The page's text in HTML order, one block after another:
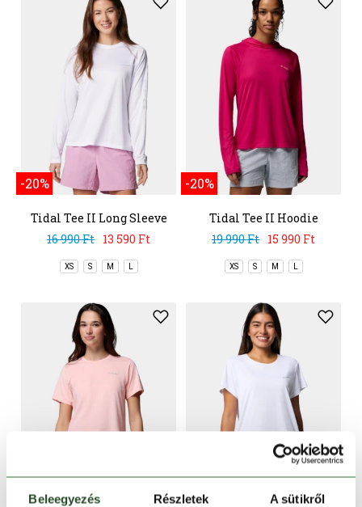
Beleegyezés Részletek A sütikről
-20%
Tidal Tee II Long Sleeve
Shirt
16 990 Ft 13 590 Ft
XS S M L
-20%
Tidal Tee II Hoodie
19 990 Ft 15 990 Ft
XS S M L
ÚJ
-40%